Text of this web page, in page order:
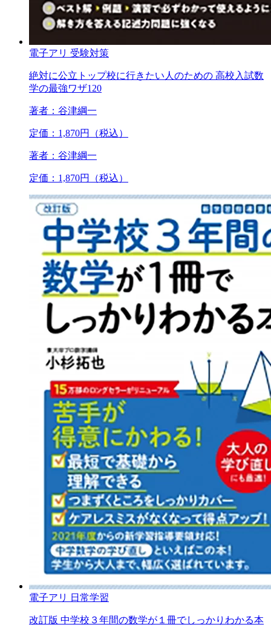
電子アリ 受験対策
絶対に公立トップ校に行きたい人のための 高校入試数
学の最強ワザ120
著者：谷津綱一
定価：1,870円（税込）
著者：谷津綱一
定価：1,870円（税込）
電子アリ 日常学習
改訂版 中学校３年間の数学が１冊でしっかりわかる本